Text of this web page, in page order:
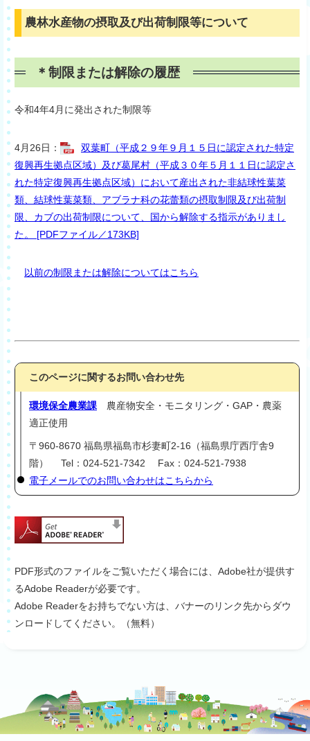
農林水産物の摂取及び出荷制限等について
＊ 制限または解除の履歴
令和4年4月に発出された制限等
4月26日：
双葉町（平成２９年９月１５日に認定された特定
復興再生拠点区域）及び葛尾村（平成３０年５月１１日に認定さ
れた特定復興再生拠点区域）において産出された非結球性葉菜
類、結球性葉菜類、アブラナ科の花蕾類の摂取制限及び出荷制
限、カブの出荷制限について、国から解除する指示がありまし
た。 [PDFファイル／173KB]
以前の制限または解除についてはこちら
このページに関するお問い合わせ先
環境保全農業課 農産物安全・モニタリング・GAP・農薬
適正使用
〒960-8670 福島県福島市杉妻町2-16（福島県庁西庁舎9
階） Tel：024-521-7342 Fax：024-521-7938
電子メールでのお問い合わせはこちらから
PDF形式のファイルをご覧いただく場合には、Adobe社が提供す
るAdobe Readerが必要です。
Adobe Readerをお持ちでない方は、バナーのリンク先からダウ
ンロードしてください。（無料）